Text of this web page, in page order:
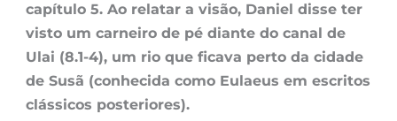
capítulo 5. Ao relatar a visão, Daniel disse ter
visto um carneiro de pé diante do canal de
Ulai (8.1-4), um rio que ficava perto da cidade
de Susã (conhecida como Eulaeus em escritos
clássicos posteriores).